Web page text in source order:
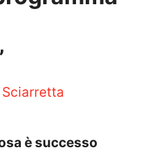
è successo